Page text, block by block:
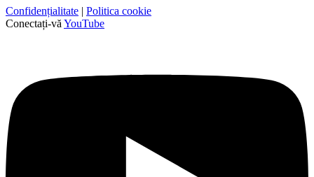
Confidențialitate | Politica cookie
Conectați-vă YouTube